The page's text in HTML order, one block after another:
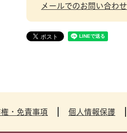
メールでのお問い合わ
・免責事項 個人情報保護